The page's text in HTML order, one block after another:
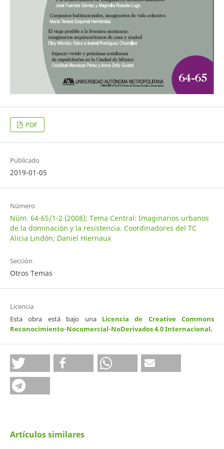
PDF
Publicado
2019-01-05
Número
Núm. 64-65/1-2 (2008): Tema Central: Imaginarios urbanos
de la dominación y la resistencia. Coordinadores del TC
Alicia Lindón; Daniel Hiernaux
Sección
Otros Temas
Licencia
Esta obra está bajo una Licencia de Creative Commons
Reconocimiento-Nocomercial-NoDerivados 4.0 Internacional.
Artículos similares